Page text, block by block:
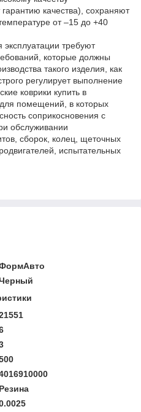
качества), сохраняют
от –15 до +40
эксплуатации требуют
которые должны
такого изделия, как
регулирует выполнение
коврики купить в
помещений, в которых
соприкосновения с
обслуживании
сборок, колец, щеточных
испытательных
Резина